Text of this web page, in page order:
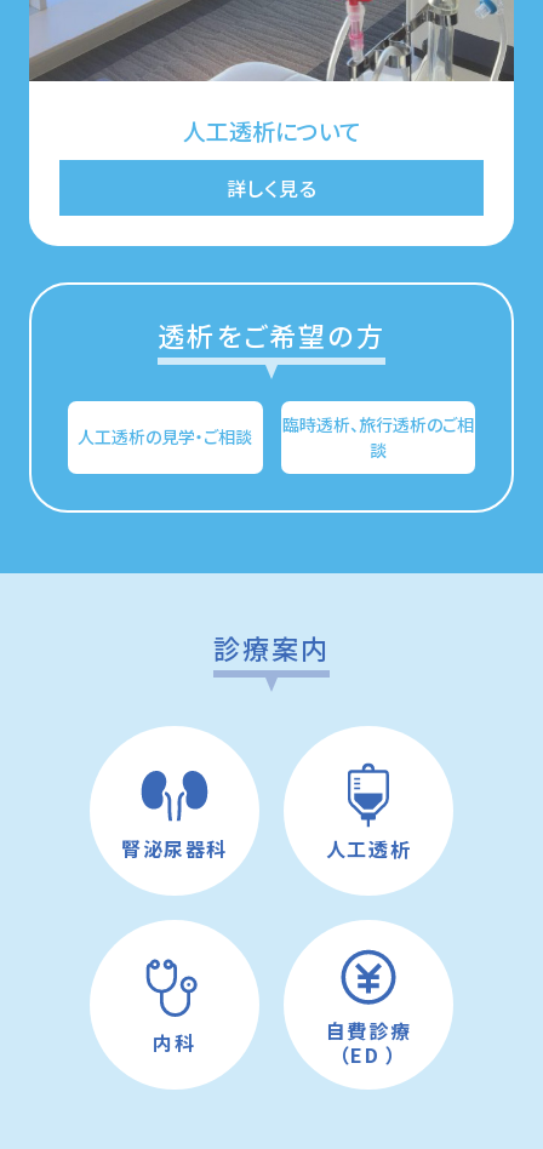
人工透析について
詳しく見る
透析をご希望の方
人工透析の見学・ご相談
臨時透析、旅行透析のご相
談
診療案内
腎泌尿器科 人工透析
内科
自費診療
（ED）